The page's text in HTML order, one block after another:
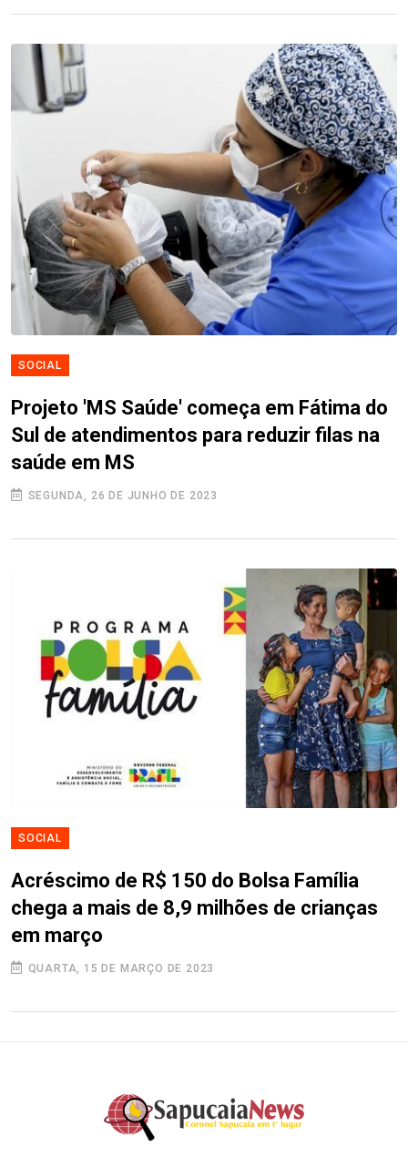
SOCIAL
Projeto 'MS Saúde' começa em Fátima do
Sul de atendimentos para reduzir filas na
saúde em MS
SEGUNDA, 26 DE JUNHO DE 2023
SOCIAL
Acréscimo de R$ 150 do Bolsa Família
chega a mais de 8,9 milhões de crianças
em março
QUARTA, 15 DE MARÇO DE 2023